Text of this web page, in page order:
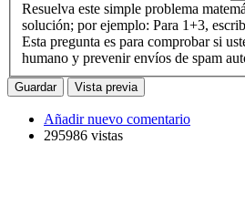
Resuelva este simple problema
solución; por ejemplo: Para 1+3,
Esta pregunta es para comprobar si
humano y prevenir envíos de spam
Añadir nuevo comentario
295986 vistas